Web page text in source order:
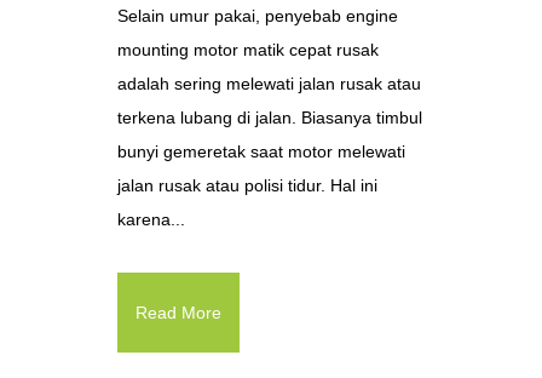
Selain umur pakai, penyebab engine
mounting motor matik cepat rusak
adalah sering melewati jalan rusak atau
terkena lubang di jalan. Biasanya timbul
bunyi gemeretak saat motor melewati
jalan rusak atau polisi tidur. Hal ini
karena...
Read More